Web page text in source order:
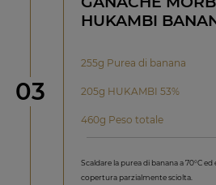
Step
03
HUKAMBI
255g Purea di banana
205g HUKAMBI 53%
460g Peso totale
Scaldare la purea di banana a 70°C
copertura parzialmente sciolta.